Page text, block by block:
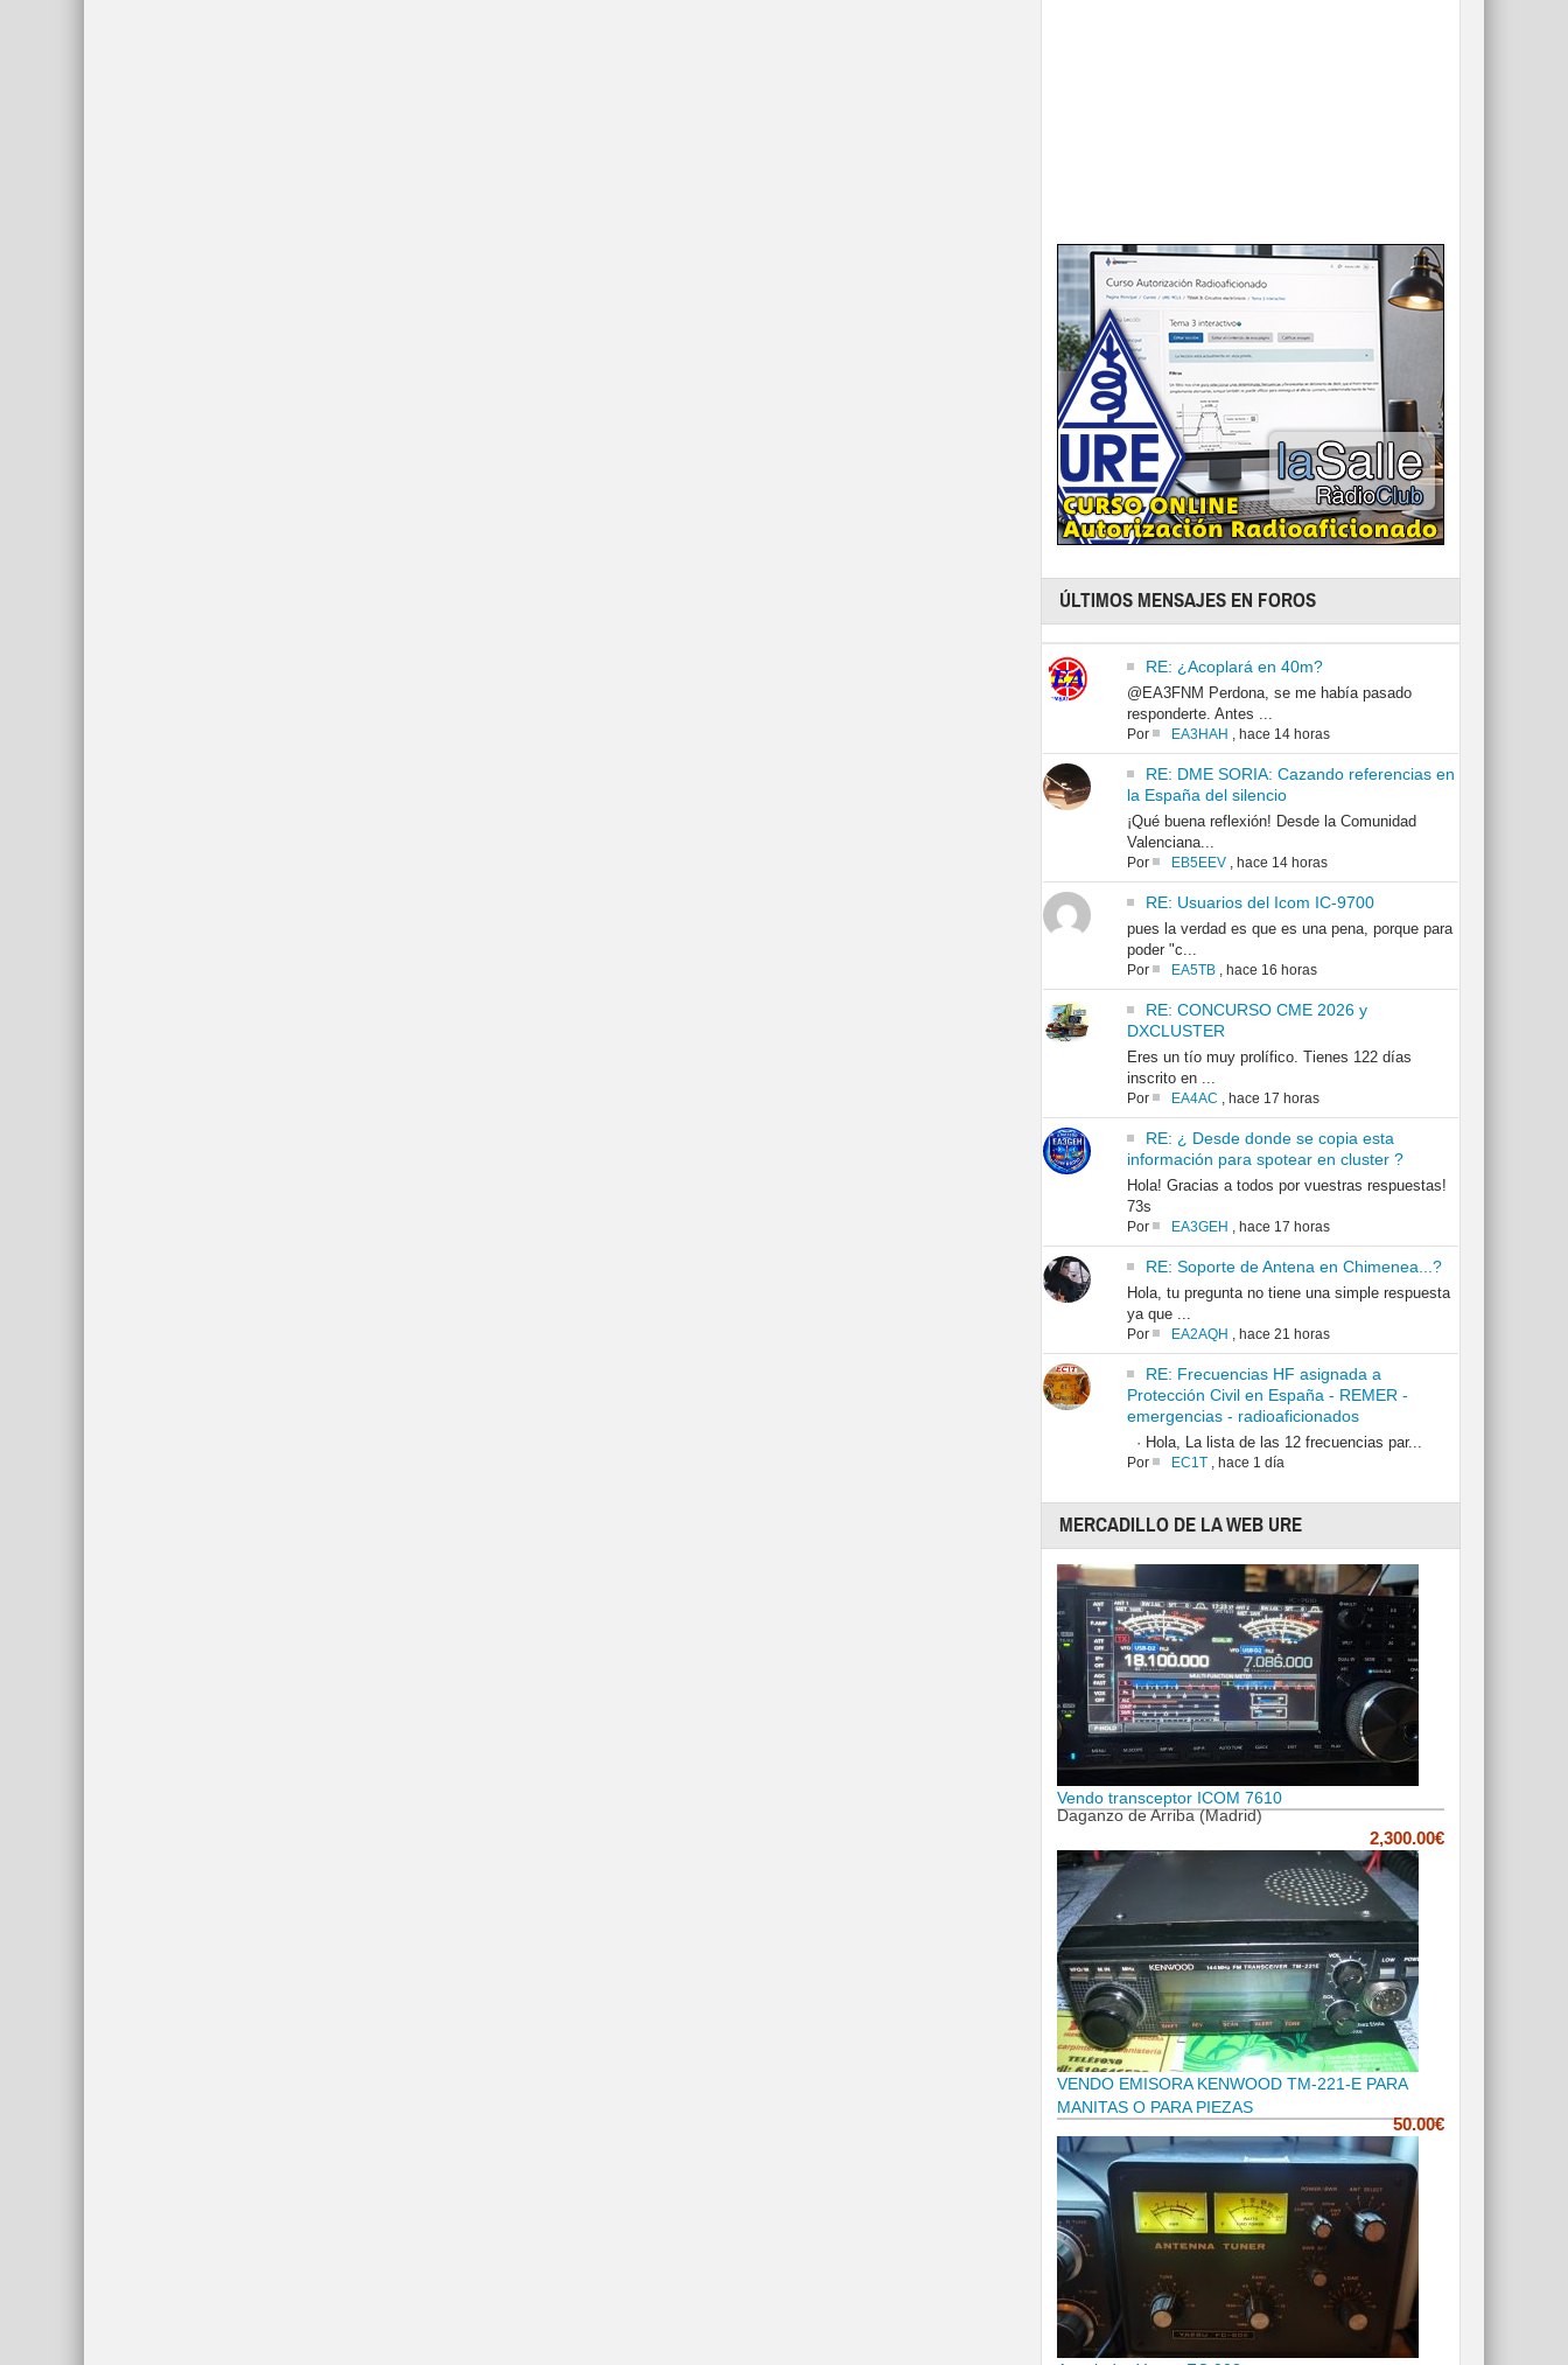
ÚLTIMOS MENSAJES EN FOROS
RE: ¿Acoplará en 40m?
@EA3FNM Perdona, se me había pasado
responderte. Antes ...
Por EA3HAH , hace 14 horas
RE: DME SORIA: Cazando referencias en
la España del silencio
¡Qué buena reflexión! Desde la Comunidad
Valenciana...
Por EB5EEV, hace 14 horas
RE: Usuarios del Icom IC-9700
pues la verdad es que es una pena, porque para
poder "c...
Por EA5TB, hace 16 horas
RE: CONCURSO CME 2026 y
DXCLUSTER
Eres un tío muy prolífico. Tienes 122 días
inscrito en ...
Por EA4AC , hace 17 horas
RE: ¿ Desde donde se copia esta
información para spotear en cluster ?
Hola! Gracias a todos por vuestras respuestas!
73s
Por EA3GEH , hace 17 horas
RE: Soporte de Antena en Chimenea...?
Hola, tu pregunta no tiene una simple respuesta
ya que ...
Por EA2AQH , hace 21 horas
RE: Frecuencias HF asignada a
Protección Civil en España - REMER -
emergencias - radioaficionados
· Hola, La lista de las 12 frecuencias par...
Por EC1T, hace 1 día
MERCADILLO DE LA WEB URE
Vendo transceptor ICOM 7610
Daganzo de Arriba (Madrid)
2,300.00€
VENDO EMISORA KENWOOD TM-221-E PARA
MANITAS O PARA PIEZAS
50.00€